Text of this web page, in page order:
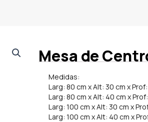
Mesa de
Medidas:
Larg: 80 cm x Alt: 30 cm x
Larg: 80 cm x Alt: 40 cm x
Larg: 100 cm x Alt: 30 cm x
Larg: 100 cm x Alt: 40 cm x